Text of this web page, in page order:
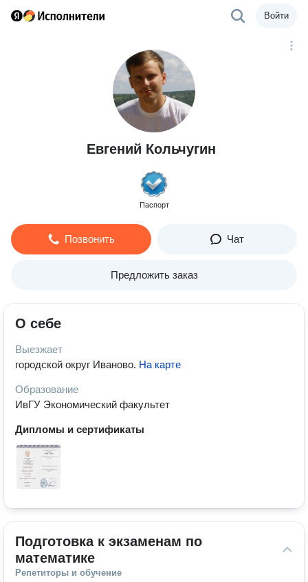
Войти
Евгений Кольчугин
Паспорт
Позвонить Чат
Предложить заказ
О себе
Выезжает
городской округ Иваново. На карте
Образование
ИвГУ Экономический факультет
Дипломы и сертификаты
Подготовка к экзаменам по
математике
Репетиторы и обучение